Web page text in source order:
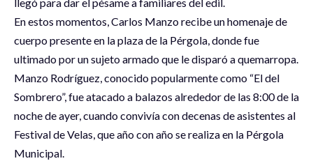
llegó para dar el pésame a familiares del edil.
En estos momentos, Carlos Manzo recibe un homenaje de
cuerpo presente en la plaza de la Pérgola, donde fue
ultimado por un sujeto armado que le disparó a quemarropa.
Manzo Rodríguez, conocido popularmente como “El del
Sombrero”, fue atacado a balazos alrededor de las 8:00 de la
noche de ayer, cuando convivía con decenas de asistentes al
Festival de Velas, que año con año se realiza en la Pérgola
Municipal.